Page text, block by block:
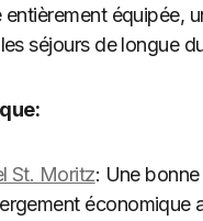
entièrement équipée,
séjours de longue
St. Moritz: Une
économique